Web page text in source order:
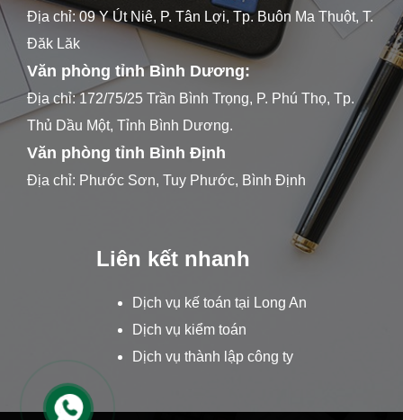
Địa chỉ: 09 Y Út Niê, P. Tân Lợi, Tp. Buôn Ma Thuột, T.
Đăk Lăk
Văn phòng tỉnh Bình Dương:
Địa chỉ: 172/75/25 Trần Bình Trọng, P. Phú Thọ, Tp.
Thủ Dầu Một, Tỉnh Bình Dương.
Văn phòng tỉnh Bình Định
Địa chỉ: Phước Sơn, Tuy Phước, Bình Định
Liên kết nhanh
Dịch vụ kế toán tại Long An
Dịch vụ kiểm toán
Dịch vụ thành lập công ty